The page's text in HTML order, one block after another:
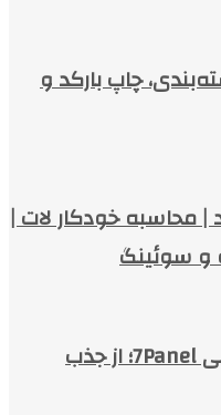
چاپ بارکد و
محاسبه خودکار لات |
و سوئینگ
خدمات شبکه‌های اجتماعی 7Panel؛ از جذب